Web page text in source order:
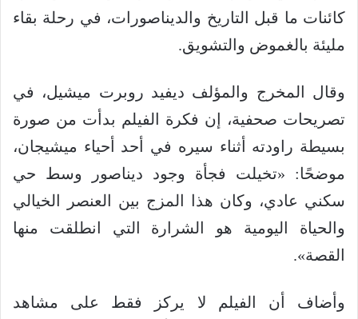
كائنات ما قبل التاريخ والديناصورات، في رحلة بقاء
مليئة بالغموض والتشويق.
وقال المخرج والمؤلف ديفيد روبرت ميشيل، في
تصريحات صحفية، إن فكرة الفيلم بدأت من صورة
بسيطة راودته أثناء سيره في أحد أحياء ميشيجان،
موضحًا: «تخيلت فجأة وجود ديناصور وسط حي
سكني عادي، وكان هذا المزج بين العنصر الخيالي
والحياة اليومية هو الشرارة التي انطلقت منها
القصة».
وأضاف أن الفيلم لا يركز فقط على مشاهد